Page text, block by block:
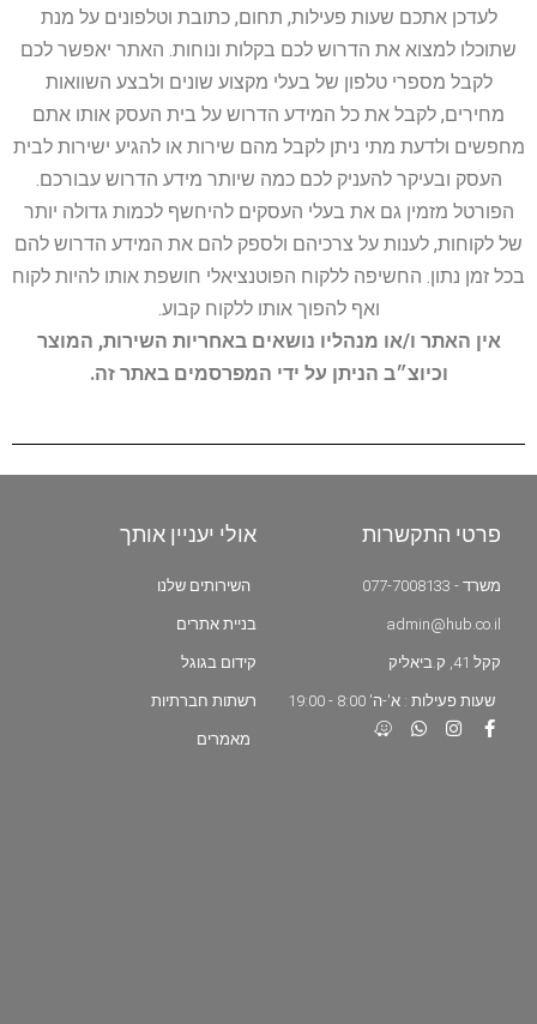
לעדכן אתכם שעות פעילות, תחום, כתובת וטלפונים על מנת
שתוכלו למצוא את הדרוש לכם בקלות ונוחות. האתר יאפשר לכם
לקבל מספרי טלפון של בעלי מקצוע שונים ולבצע השוואות
מחירים, לקבל את כל המידע הדרוש על בית העסק אותו אתם
מחפשים ולדעת מתי ניתן לקבל מהם שירות או להגיע ישירות לבית
העסק ובעיקר להעניק לכם כמה שיותר מידע הדרוש עבורכם.
הפורטל מזמין גם את בעלי העסקים להיחשף לכמות גדולה יותר
של לקוחות, לענות על צרכיהם ולספק להם את המידע הדרוש להם
בכל זמן נתון. החשיפה ללקוח הפוטנציאלי חושפת אותו להיות לקוח
ואף להפוך אותו ללקוח קבוע.
אין האתר ו/או מנהליו נושאים באחריות השירות, המוצר
וכיוצ״ב הניתן על ידי המפרסמים באתר זה.
פרטי התקשרות
משרד - 077-7008133
admin@hub.co.il
קקל 41, ק.ביאליק
שעות פעילות : א'-ה' 8:00 - 19:00
אולי יעניין אותך
השירותים שלנו
בניית אתרים
קידום בגוגל
רשתות חברתיות
מאמרים